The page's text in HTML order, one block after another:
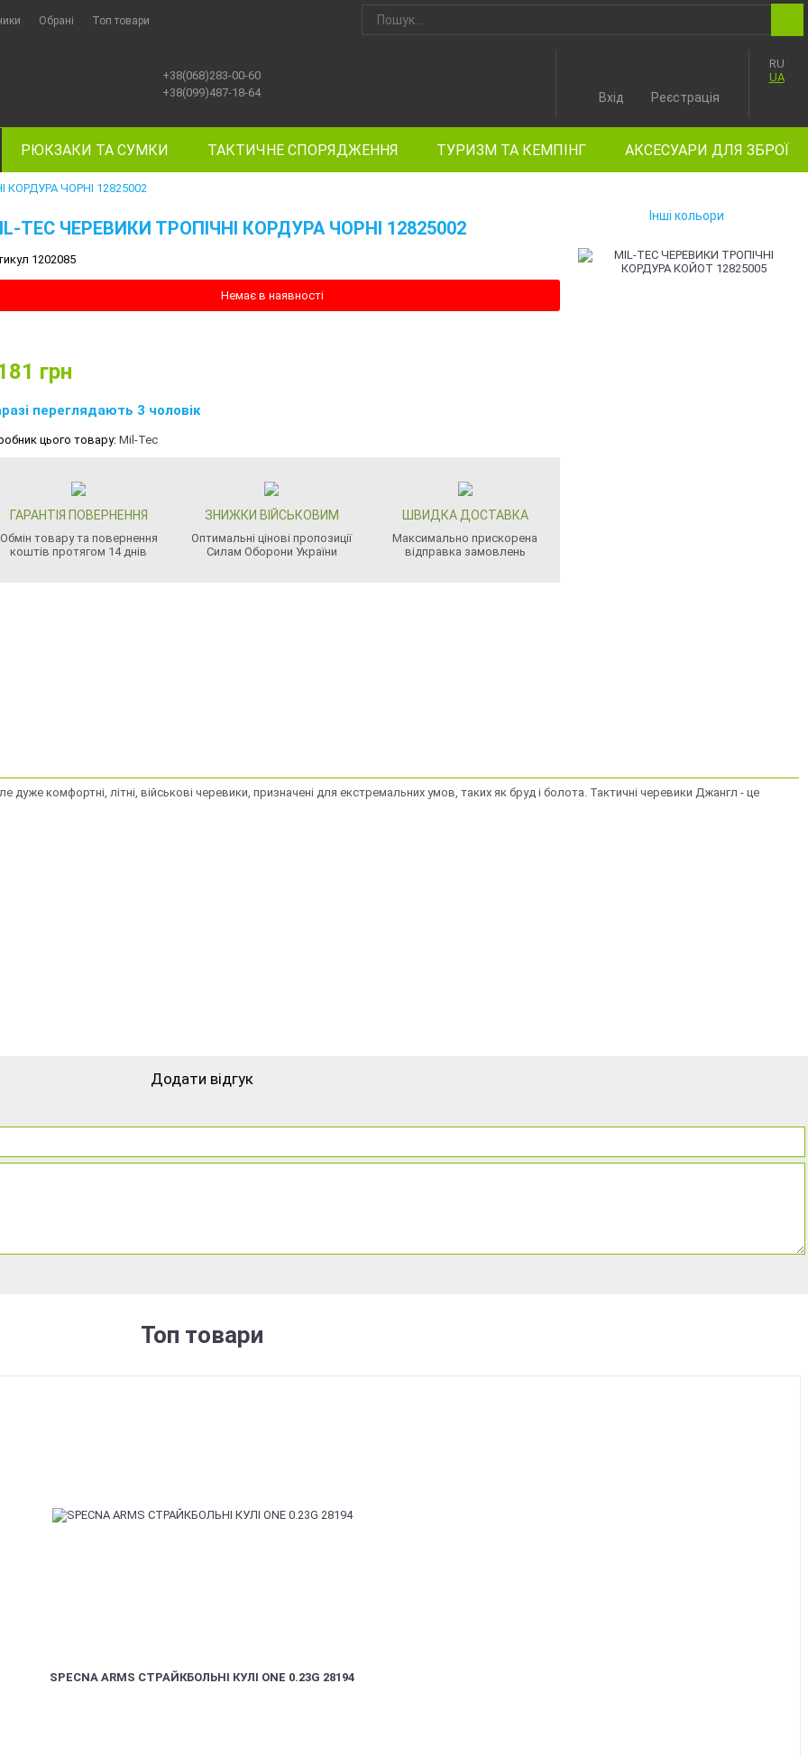
Обрані Топ товари
+38(068)283-00-60
+38(099)487-18-64
RU
UA
Вхід Реєстрація
РЮКЗАКИ ТА СУМКИ ТАКТИЧНЕ СПОРЯДЖЕННЯ ТУРИЗМ ТА КЕМПІНГ АКСЕСУАРИ ДЛЯ ЗБРОЇ
КОРДУРА ЧОРНІ 12825002
TEC ЧЕРЕВИКИ ТРОПІЧНІ КОРДУРА ЧОРНІ 12825002
1202085
Немає в наявності
грн
переглядають 3 чоловік
цього товару: Mil-Tec
ГАРАНТІЯ ПОВЕРНЕННЯ
Обмін товару та повернення
коштів протягом 14 днів
ЗНИЖКИ ВІЙСЬКОВИМ
Оптимальні цінові пропозиції
Силам Оборони України
ШВИДКА ДОСТАВКА
Максимально прискорена
відправка замовлень
Інші кольори
дуже комфортні, літні, військові черевики, призначені для екстремальних умов, таких як бруд і болота. Тактичні черевики Джангл - це
Додати відгук
Топ товари
SPECNA ARMS СТРАЙКБОЛЬНІ КУЛІ ONE 0.23G 28194